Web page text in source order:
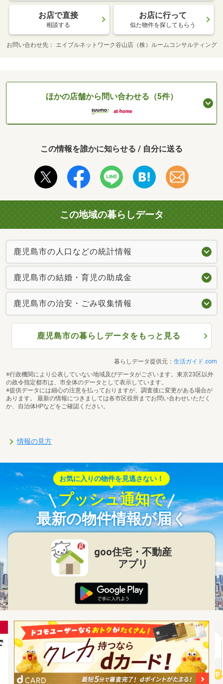
お店で直接
相談する
お店に行って
似た物件を探してもらう
お問い合わせ先 エイブルネットワーク谷山店（株）ルームコンサルティング
ほかの店舗から問い合わせる（5件）
この情報を誰かに知らせる / 自分に送る
この地域の暮らしデータ
鹿児島市の人口などの統計情報
鹿児島市の結婚・育児の助成金
鹿児島市の治安・ごみ収集情報
鹿児島市の暮らしデータをもっと見る
暮らしデータ提供元： 生活ガイド.com
※行政機関により公表していない地域及びデータがございます。東京23区以外
の政令指定都市は、市全体のデータとして表示しています。
※提供データには細心の注意を払っておりますが、調査後に変更がある場合が
あります。 最新の情報につきましては各市区役所までお問い合わせいただく
か、自治体HPなどをご確認ください。
情報の見方
お気に入りの物件を見逃さない！
プッシュ通知で
最新の物件情報が届く
goo住宅・不動産
アプリ